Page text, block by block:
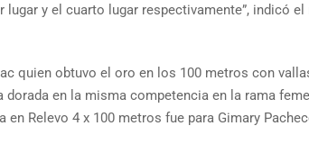
y el cuarto lugar respectivamente”, indicó el
quien obtuvo el oro en los 100 metros con
en la misma competencia en la rama
Relevo 4 x 100 metros fue para Gimary